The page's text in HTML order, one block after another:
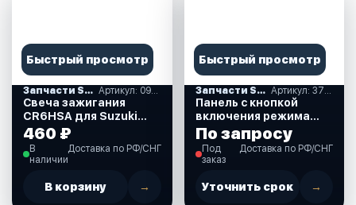
Быстрый просмотр
Запчасти SUZUKI
Свеча зажигания
CR6HSA для Suzuki
DF2.5 л.с. (09482-
00406-000)
460 ₽
В
наличии
Доставка по РФ/СНГ
В корзину →
Быстрый просмотр
Запчасти SUZUKI
Панель с кнопкой
включения режима
Troll (троллинг) для
Suzuki DF40-350 л.с.
(37860-87L00-000)
По запросу
Под
заказ
Доставка по РФ/СНГ
Уточнить срок →